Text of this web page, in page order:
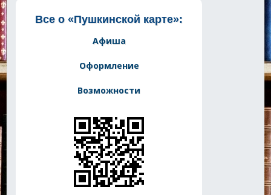
Все о «Пушкинской карте»:
Афиша
Оформление
Возможности